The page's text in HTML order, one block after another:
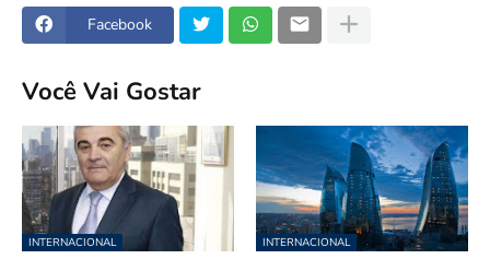
Facebook
Você Vai Gostar
INTERNACIONAL INTERNACIONAL